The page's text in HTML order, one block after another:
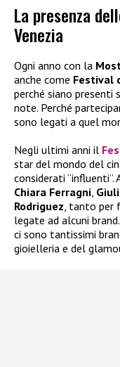
La presenza
Venezia
Ogni anno con la
anche come Festival
perché siano presenti
note. Perché
sono legati a quel
Negli ultimi anni il
star del mondo del
considerati
Chiara Ferragni
Rodriguez , tanto per
legate ad alcuni
ci sono tantissimi
gioielleria e del